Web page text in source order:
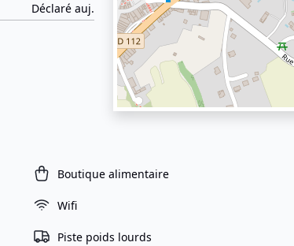
Déclaré auj.
Boutique alimentaire
Wifi
Piste poids lourds